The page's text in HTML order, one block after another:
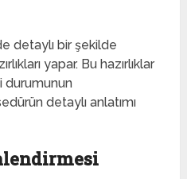
detaylı bir şekilde
yapar. Bu hazırlıklar
durumunun
detaylı anlatımı